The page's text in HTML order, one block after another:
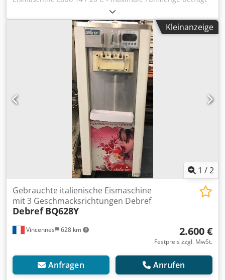
bis zu 4,5 Liter per Charge Dkjdpezkilhsfx Anfjr -
elektrische Versorgung erfolgt mit 380 Volt
Kleinanzeige
1 /2
Vincennes 628 km
Gebrauchte italienische Eismaschine
mit 3 Geschmacksrichtungen Debref
Debref BQ628Y
2.600 €
Festpreis zzgl. MwSt.
Anfragen Anrufen